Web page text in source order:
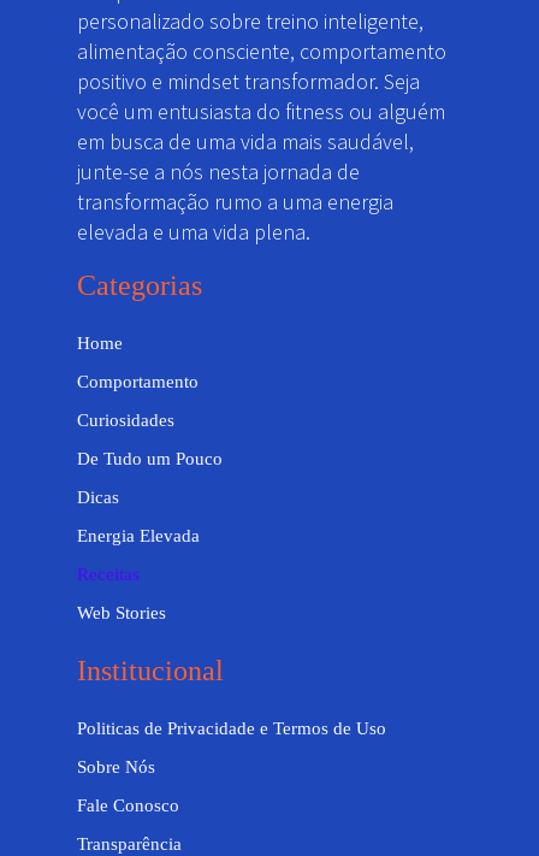
personalizado sobre treino inteligente,
alimentação consciente, comportamento
positivo e mindset transformador. Seja
você um entusiasta do fitness ou alguém
em busca de uma vida mais saudável,
junte-se a nós nesta jornada de
transformação rumo a uma energia
elevada e uma vida plena.
Categorias
Home
Comportamento
Curiosidades
De Tudo um Pouco
Dicas
Energia Elevada
Receitas
Web Stories
Institucional
Politicas de Privacidade e Termos de Uso
Sobre Nós
Fale Conosco
Transparência